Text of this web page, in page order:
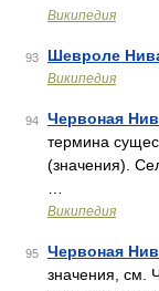
Википедия
93 Шевроле
Википедия
94 Червоная
термина
(значения).
Википедия
95 Червоная
значения, см.